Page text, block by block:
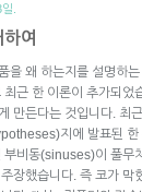
.
여
을 왜 하는지를 설명하
최근 한 이론이 추가되었
만든다는 것입니다. 최
지에 발표된 한
부비동(sinuses)이 풀무
장했습니다. 즉 코가 막